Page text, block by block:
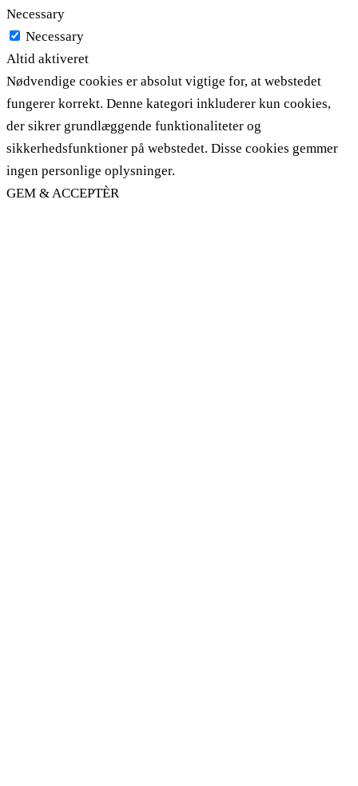
Necessary
Necessary
Altid aktiveret
Nødvendige cookies er absolut vigtige for, at webstedet
fungerer korrekt. Denne kategori inkluderer kun cookies,
der sikrer grundlæggende funktionaliteter og
sikkerhedsfunktioner på webstedet. Disse cookies gemmer
ingen personlige oplysninger.
GEM & ACCEPTÈR